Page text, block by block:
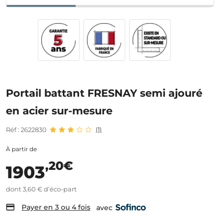
Portail battant FRESNAY semi ajouré
en acier sur-mesure
Réf : 2622830 (1)
À partir de
1903,20€
dont 3,60 € d’éco-part
Payer en 3 ou 4 fois avec